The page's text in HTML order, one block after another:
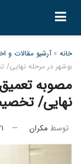
خانه » آرشیو مقالات و
بوشهر در مرحله نهایی/
مصوبه تعمیق
نهایی/
توسط مکران ۲۱